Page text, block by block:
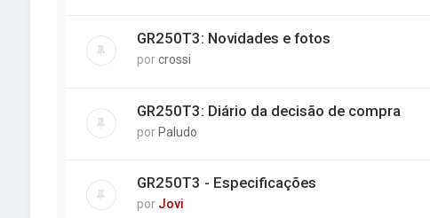
GR250T3: Novidades e fotos
porcrossi
GR250T3: Diário da decisão de compra
porPaludo
GR250T3 - Especificações
por Jovi